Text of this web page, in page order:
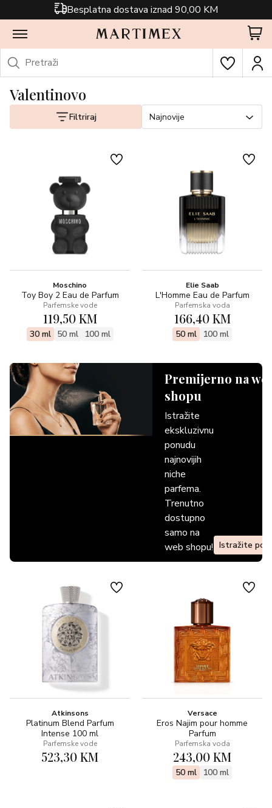
Besplatna dostava iznad 90,00 KM
Valentinovo
Filtriraj Najnovije
Moschino
Toy Boy 2 Eau de Parfum
Parfemske vode
119,50 KM
30 ml 50 ml 100 ml
Elie Saab
L'Homme Eau de Parfum
Parfemska voda
166,40 KM
50 ml 100 ml
Premijerno na
shopu
Istražite
ekskluzivnu
ponudu
najnovijih
niche
parfema.
Trenutno
dostupno
samo na
web shopu! Istražite
Atkinsons
Platinum Blend Parfum
Intense 100 ml
Parfemske vode
523,30 KM
Versace
Eros Najim pour homme
Parfum
Parfemska voda
243,00 KM
50 ml 100 ml